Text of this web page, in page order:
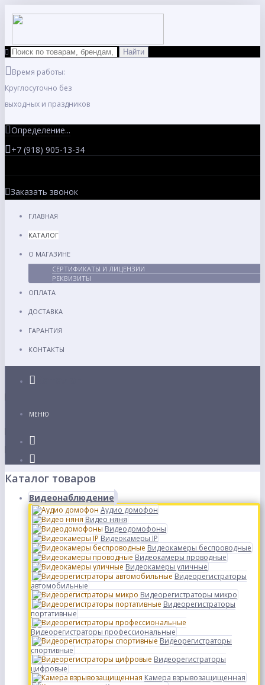
Время работы:
Круглосуточно без
выходных и праздников
Определение...
+7 (918) 905-13-34
Заказать звонок
ГЛАВНАЯ
КАТАЛОГ
О МАГАЗИНЕ
СЕРТИФИКАТЫ И ЛИЦЕНЗИИ
РЕКВИЗИТЫ
ОПЛАТА
ДОСТАВКА
ГАРАНТИЯ
КОНТАКТЫ
МЕНЮ
Каталог товаров
Видеонаблюдение
Аудио домофон
Видео няня
Видеодомофоны
Видеокамеры IP
Видеокамеры беспроводные
Видеокамеры проводные
Видеокамеры уличные
Видеорегистраторы
автомобильные
Видеорегистраторы микро
Видеорегистраторы
портативные
Видеорегистраторы профессиональные
Видеорегистраторы
спортивные
Видеорегистраторы
цифровые
Камера взрывозащищенная